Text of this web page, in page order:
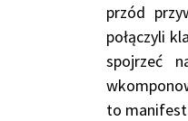
przód
połączyli
spojrzeć
to